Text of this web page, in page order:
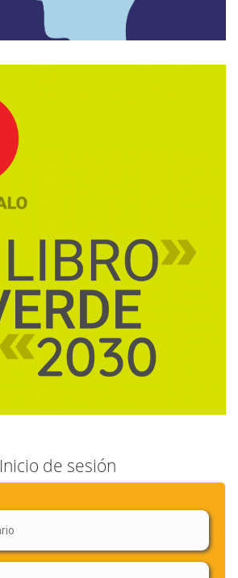
Inicio de sesión